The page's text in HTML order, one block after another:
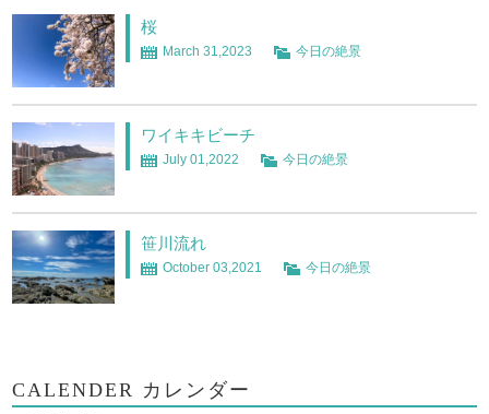
桜
March 31,2023 今日の絶景
ワイキキビーチ
July 01,2022 今日の絶景
笹川流れ
October 03,2021 今日の絶景
CALENDER カレンダー